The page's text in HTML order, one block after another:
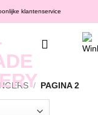
klantenservice
/ PAGINA 2